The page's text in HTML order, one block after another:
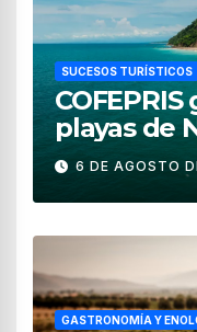
SUCESOS TURÍSTICOS
playas de
para uso
6 DE AGOSTO
GASTRONOMÍA Y